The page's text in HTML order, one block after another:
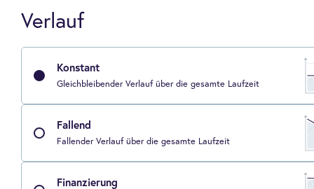
Verlauf
Konstant
Gleichbleibender Verlauf über die gesamte Laufzeit
Fallend
Fallender Verlauf über die gesamte Laufzeit
Finanzierung